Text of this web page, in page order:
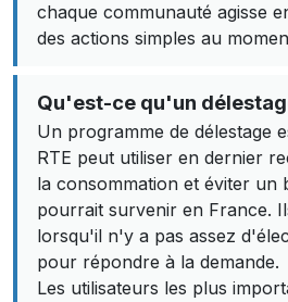
chaque communauté agisse
des actions simples au
Qu'est-ce qu'un
Un programme de délestage
RTE peut utiliser en dernier
la consommation et éviter un
pourrait survenir en France.
lorsqu'il n'y a pas assez
pour répondre à la demande.
Les utilisateurs les plus